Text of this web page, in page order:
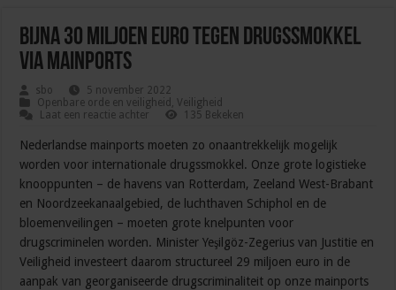
Bijna 30 miljoen euro tegen drugssmokkel
via mainports
sbo
5 november 2022
Openbare orde en veiligheid ,Veiligheid
Laat een reactie achter
135 Bekeken
Nederlandse mainports moeten zo onaantrekkelijk mogelijk
worden voor internationale drugssmokkel. Onze grote logistieke
knooppunten – de havens van Rotterdam, Zeeland West-Brabant
en Noordzeekanaalgebied, de luchthaven Schiphol en de
bloemenveilingen – moeten grote knelpunten voor
drugscriminelen worden. Minister Yeşilgöz-Zegerius van Justitie en
Veiligheid investeert daarom structureel 29 miljoen euro in de
aanpak van georganiseerde drugscriminaliteit op onze mainports